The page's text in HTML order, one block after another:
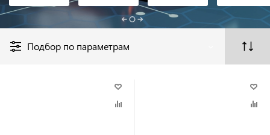
Подбор по параметрам